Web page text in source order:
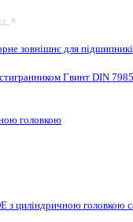
зовнішнє для
Гвинт DIN
головкою
з циліндричною головкою